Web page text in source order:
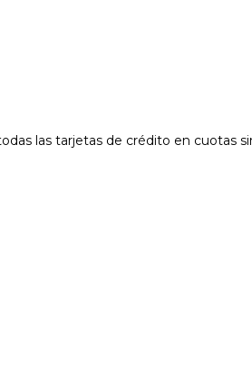
las tarjetas de crédito en cuotas